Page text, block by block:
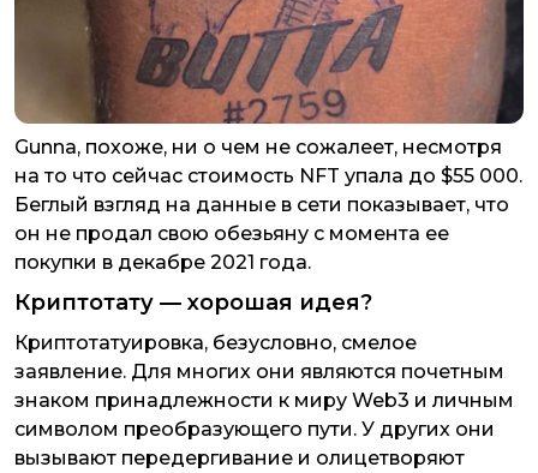
Gunna, похоже, ни о чем не сожалеет, несмотря
на то что сейчас стоимость NFT упала до $55 000.
Беглый взгляд на данные в сети показывает, что
он не продал свою обезьяну с момента ее
покупки в декабре 2021 года.
Криптотату — хорошая идея?
Криптотатуировка, безусловно, смелое
заявление. Для многих они являются почетным
знаком принадлежности к миру Web3 и личным
символом преобразующего пути. У других они
вызывают передергивание и олицетворяют